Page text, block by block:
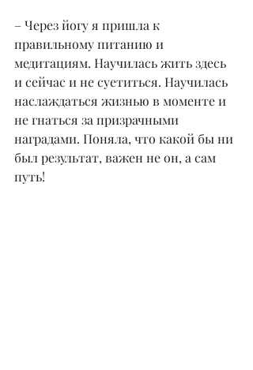
– Через йогу я пришла к
правильному питанию и
медитациям. Научилась жить здесь
и сейчас и не суетиться. Научилась
наслаждаться жизнью в моменте и
не гнаться за призрачными
наградами. Поняла, что какой бы ни
был результат, важен не он, а сам
путь!